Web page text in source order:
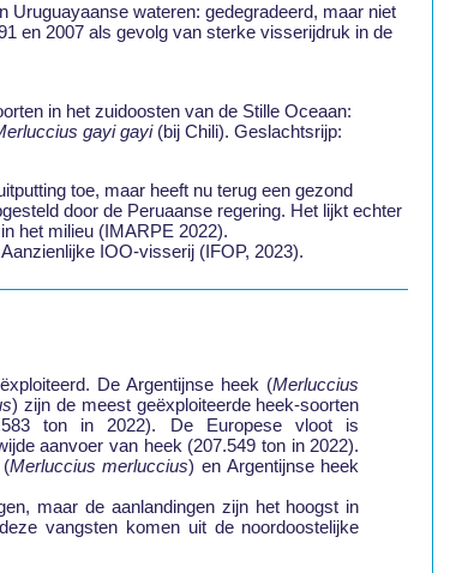
Uruguayaanse wateren: gedegradeerd, maar niet
en 2007 als gevolg van sterke visserijdruk in de
in het zuidoosten van de Stille Oceaan:
gayi gayi (bij Chili). Geslachtsrijp:
toe, maar heeft nu terug een gezond
door de Peruaanse regering. Het lijkt echter
het milieu (IMARPE 2022).
IOO-visserij (IFOP, 2023).
De Argentijnse heek (Merluccius
) zijn de meest geëxploiteerde heek-soorten
ton in 2022). De Europese vloot is
aanvoer van heek (207.549 ton in 2022).
(Merluccius merluccius) en Argentijnse heek
maar de aanlandingen zijn het hoogst in
vangsten komen uit de noordoostelijke